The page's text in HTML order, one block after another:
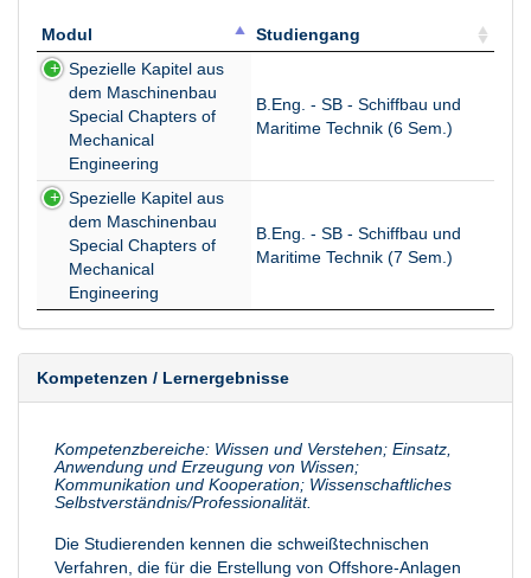
Modul
Studiengang
ModulSpezielle Kapitel aus
dem Maschinenbau
Special Chapters of
Mechanical
Engineering
B.Eng. - SB - Schiffbau und
Maritime Technik (6 Sem.)
Spezielle Kapitel aus
dem Maschinenbau
Special Chapters of
Mechanical
Engineering
B.Eng. - SB - Schiffbau und
Maritime Technik (7 Sem.)
Kompetenzen / Lernergebnisse
Kompetenzbereiche: Wissen und Verstehen; Einsatz,
Anwendung und Erzeugung von Wissen;
Kommunikation und Kooperation; Wissenschaftliches
Selbstverständnis/Professionalität.
Die Studierenden kennen die schweißtechnischen
Verfahren, die für die Erstellung von Offshore-Anlagen